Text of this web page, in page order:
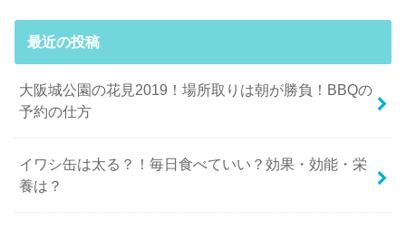
最近の投稿
大阪城公園の花見2019！場所取りは朝が勝負！BBQの
予約の仕方
イワシ缶は太る？！毎日食べていい？効果・効能・栄
養は？